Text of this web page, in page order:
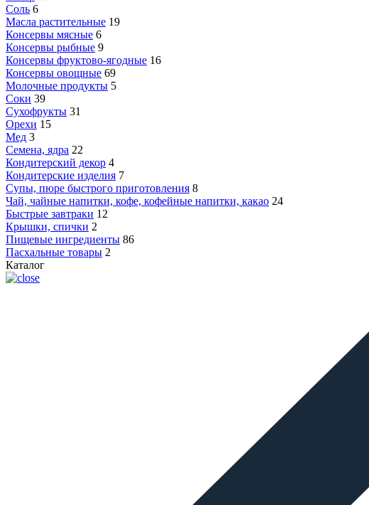
Соль 6
Масла растительные 19
Консервы мясные 6
Консервы рыбные 9
Консервы фруктово-ягодные 16
Консервы овощные 69
Молочные продукты 5
Соки 39
Сухофрукты 31
Орехи 15
Мед 3
Семена, ядра 22
Кондитерский декор 4
Кондитерские изделия 7
Супы, пюре быстрого приготовления 8
Чай, чайные напитки, кофе, кофейные напитки, какао 24
Быстрые завтраки 12
Крышки, спички 2
Пищевые ингредиенты 86
Пасхальные товары 2
Каталог